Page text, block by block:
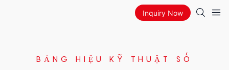
Inquiry Now
BẢNG HIỆU KỸ THUẬT SỐ